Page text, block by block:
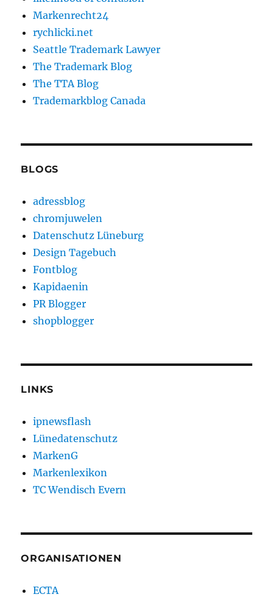
Markenrecht24
rychlicki.net
Seattle Trademark Lawyer
The Trademark Blog
The TTA Blog
Trademarkblog Canada
BLOGS
adressblog
chromjuwelen
Datenschutz Lüneburg
Design Tagebuch
Fontblog
Kapidaenin
PR Blogger
shopblogger
LINKS
ipnewsflash
Lünedatenschutz
MarkenG
Markenlexikon
TC Wendisch Evern
ORGANISATIONEN
ECTA